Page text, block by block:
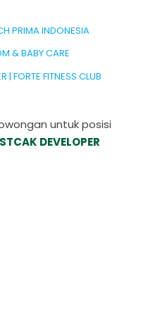
PRIMA INDONESIA
& BABY CARE
| FORTE FITNESS CLUB
untuk posisi
DEVELOPER